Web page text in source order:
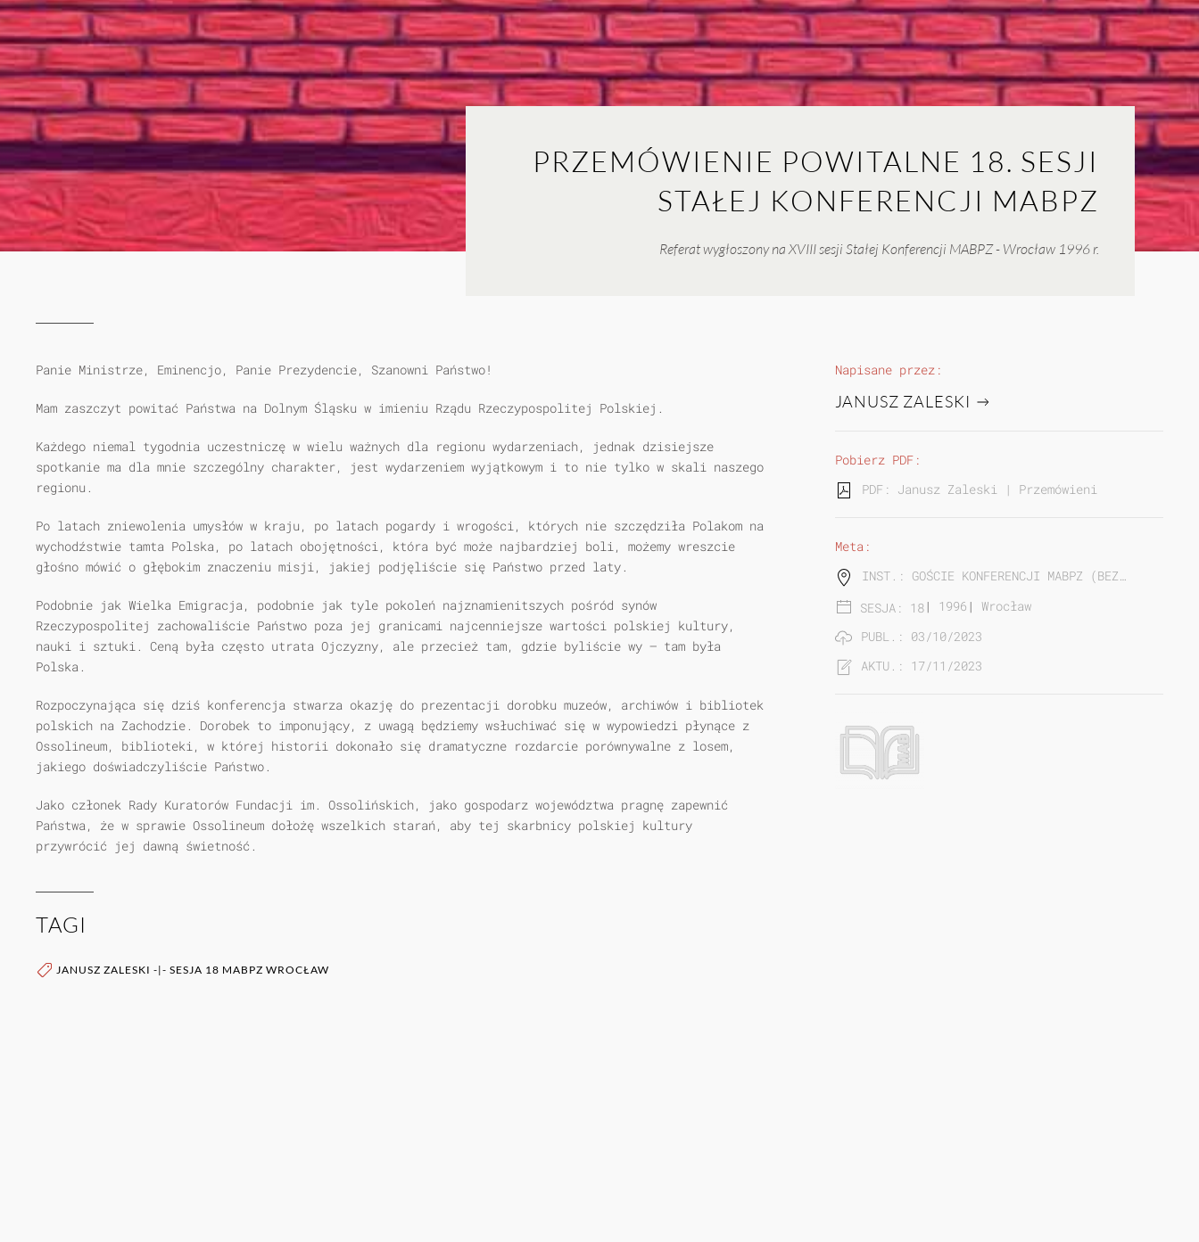
PRZEMÓWIENIE POWITALNE 18. SESJI
STAŁEJ KONFERENCJI MABPZ
Referat wygłoszony na XVIII sesji Stałej Konferencji MABPZ - Wrocław 1996 r.
Panie Ministrze, Eminencjo, Panie Prezydencie, Szanowni Państwo!
Mam zaszczyt powitać Państwa na Dolnym Śląsku w imieniu Rządu Rzeczypospolitej Polskiej.
Każdego niemal tygodnia uczestniczę w wielu ważnych dla regionu wydarzeniach, jednak dzisiejsze
spotkanie ma dla mnie szczególny charakter, jest wydarzeniem wyjątkowym i to nie tylko w skali naszego
regionu.
Po latach zniewolenia umysłów w kraju, po latach pogardy i wrogości, których nie szczędziła Polakom na
wychodźstwie tamta Polska, po latach obojętności, która być może najbardziej boli, możemy wreszcie
głośno mówić o głębokim znaczeniu misji, jakiej podjęliście się Państwo przed laty.
Podobnie jak Wielka Emigracja, podobnie jak tyle pokoleń najznamienitszych pośród synów
Rzeczypospolitej zachowaliście Państwo poza jej granicami najcenniejsze wartości polskiej kultury,
nauki i sztuki. Ceną była często utrata Ojczyzny, ale przecież tam, gdzie byliście wy — tam była
Polska.
Rozpoczynająca się dziś konferencja stwarza okazję do prezentacji dorobku muzeów, archiwów i bibliotek
polskich na Zachodzie. Dorobek to imponujący, z uwagą będziemy wsłuchiwać się w wypowiedzi płynące z
Ossolineum, biblioteki, w której historii dokonało się dramatyczne rozdarcie porównywalne z losem,
jakiego doświadczyliście Państwo.
Jako członek Rady Kuratorów Fundacji im. Ossolińskich, jako gospodarz województwa pragnę zapewnić
Państwa, że w sprawie Ossolineum dołożę wszelkich starań, aby tej skarbnicy polskiej kultury
przywrócić jej dawną świetność.
TAGI
JANUSZ ZALESKI -|- SESJA 18 MABPZ WROCŁAW
Napisane przez:
JANUSZ ZALESKI
Pobierz PDF:
PDF: Janusz Zaleski | Przemówienie powitalne
Meta:
INST.: GOŚCIE KONFERENCJI MABPZ (BEZ…
SESJA: 18| 1996 | Wrocław
PUBL.: 03/10/2023
AKTU.: 17/11/2023